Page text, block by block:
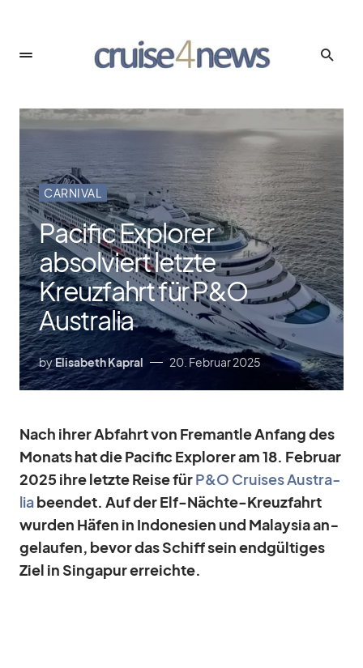
CARNIVAL
Pacific Explorer
absolviert letzte
Kreuzfahrt für P&O
Australia
byElisabeth Kapral 20. Februar 2025
Nach ih­rer Ab­fahrt von Fre­mantle An­fang des
Mo­nats hat die Pa­ci­fic Ex­plo­rer am 18. Fe­bruar
2025 ihre letzte Reise fürP&O Crui­ses Aus­tra­
liabe­en­det. Auf der Elf-Nächte-Kreuz­fahrt
wur­den Hä­fen in In­do­ne­sien und Ma­lay­sia an­
ge­lau­fen, be­vor das Schiff sein end­gül­ti­ges
Ziel in Sin­ga­pur er­reichte.